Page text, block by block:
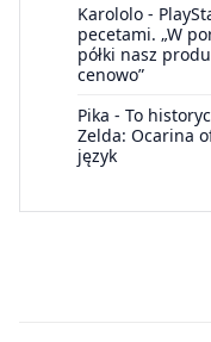
Karololo -
pecetami. „W
półki nasz
cenowo”
Pika - To
Zelda: Ocarina
język